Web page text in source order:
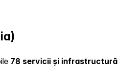
78 servicii și